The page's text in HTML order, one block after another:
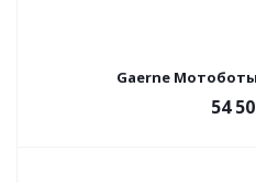
Gaerne Мотоботы
54